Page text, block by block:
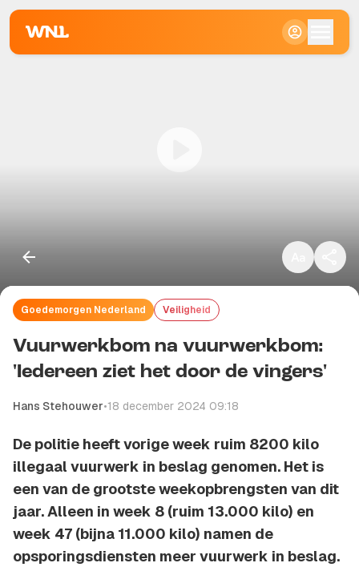
Goedemorgen Nederland Veiligheid
Vuurwerkbom na vuurwerkbom:
'Iedereen ziet het door de vingers'
Hans Stehouwer•18 december 2024 09:18
De politie heeft vorige week ruim 8200 kilo
illegaal vuurwerk in beslag genomen. Het is
een van de grootste weekopbrengsten van dit
jaar. Alleen in week 8 (ruim 13.000 kilo) en
week 47 (bijna 11.000 kilo) namen de
opsporingsdiensten meer vuurwerk in beslag.